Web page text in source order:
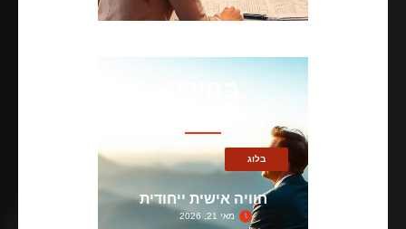
בלוג
חוויה אישית ייחודית
מאי 21, 2026